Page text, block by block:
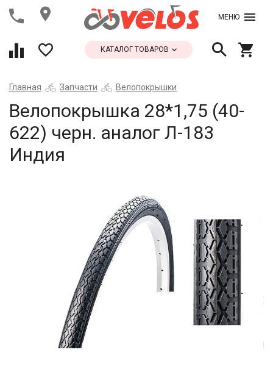
МЕНЮ
КАТАЛОГ ТОВАРОВ
Главная Запчасти Велопокрышки
Велопокрышка 28*1,75 (40-
622) черн. аналог Л-183
Индия